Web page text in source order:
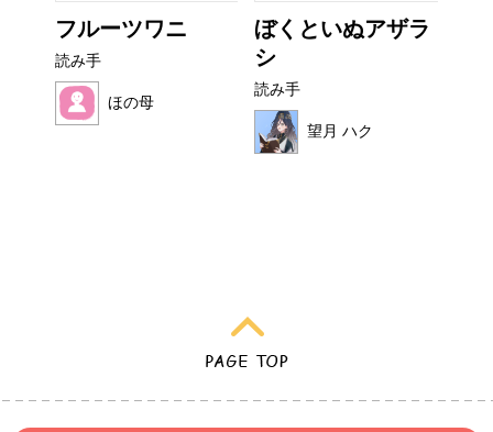
フルーツワニ
読み手
ほの母
ぼくといぬアザラ
シ
読み手
望月 ハク